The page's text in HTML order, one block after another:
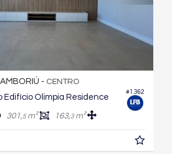
#1.362
- CENTRO
Olimpia Residence
301,5m² 163,3m²